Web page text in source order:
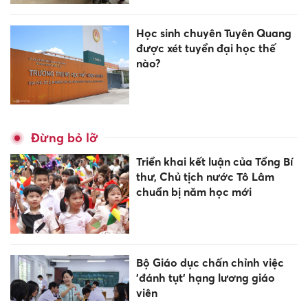
Học sinh chuyên Tuyên Quang
được xét tuyển đại học thế
nào?
Đừng bỏ lỡ
Triển khai kết luận của Tổng Bí
thư, Chủ tịch nước Tô Lâm
chuẩn bị năm học mới
Bộ Giáo dục chấn chỉnh việc
'đánh tụt' hạng lương giáo
viên